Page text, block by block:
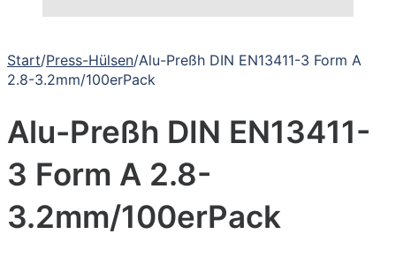
Start/Press-Hülsen/Alu-Preßh DIN EN13411-3 Form A
2.8-3.2mm/100erPack
Alu-Preßh DIN EN13411-
3 Form A 2.8-
3.2mm/100erPack